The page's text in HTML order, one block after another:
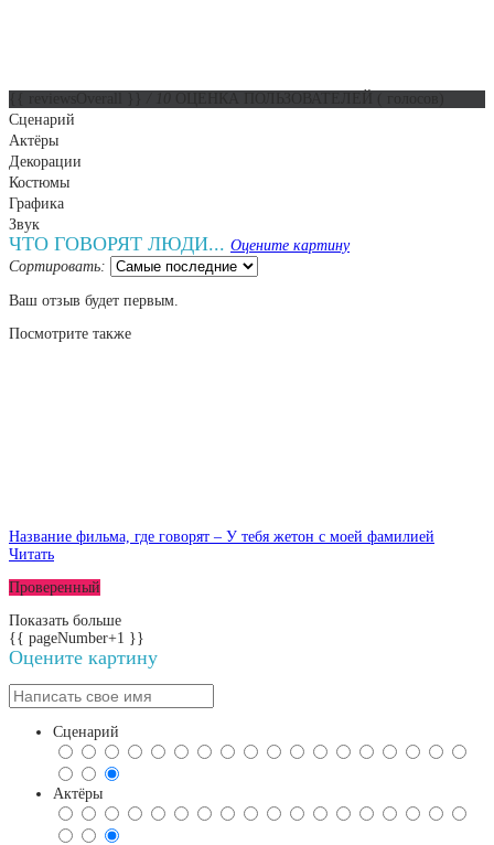
Сценарий
Актёры
Декорации
Костюмы
Графика
Звук
ЧТО ГОВОРЯТ ЛЮДИ... Оцените картину
Сортировать:
Ваш отзыв будет первым.
Посмотрите также
Название фильма, где говорят – У тебя жетон с моей фамилией
Читать
Проверенный
Показать больше
{{ pageNumber+1 }}
Оцените картину
Сценарий
Актёры